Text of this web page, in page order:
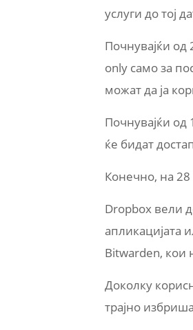
услуги до тој
Почнувајќи од
only само за
можат да ја
Почнувајќи од
ќе бидат
Конечно, на
Dropbox вели
апликацијата
Bitwarden, кои
Доколку
трајно